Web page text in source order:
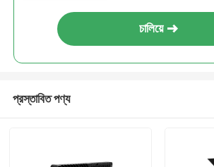
চালিয়ে
প্রস্তাবিত পণ্য